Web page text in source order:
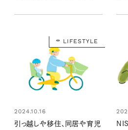
LIFESTYLE
2024.10.16
引っ越しや移住、同居や育児